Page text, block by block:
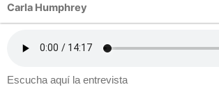
Carla Humphrey
Escucha aquí la entrevista